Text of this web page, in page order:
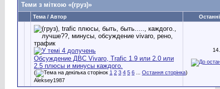
Теми з міткою «(груз)»
Тема / Автор
Обсуждение ДВС Vivaro, Trafic 1.9 или 2.0 или
2.5 плюсы и минусы каждого.
( 1 2 3 4 5 6 Остання сторінка)
Aleksey1987